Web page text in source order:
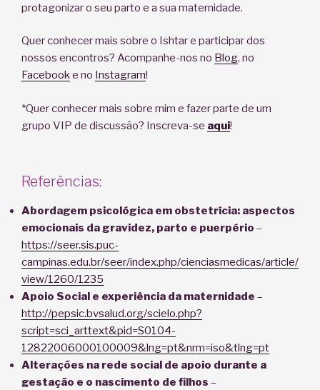
protagonizar o seu parto e a sua maternidade.
Quer conhecer mais sobre o Ishtar e participar dos
nossos encontros? Acompanhe-nos no Blog, no
Facebooke no Instagram!
*Quer conhecer mais sobre mim e fazer parte de um
grupo VIP de discussão? Inscreva-se aqui!
Referências:
Abordagem psicológica em obstetrícia: aspectos
emocionais da gravidez, parto e puerpério –
https://seer.sis.puc-
campinas.edu.br/seer/index.php/cienciasmedicas/article/
view/1260/1235
Apoio Social e experiência da maternidade –
http://pepsic.bvsalud.org/scielo.php?
script=sci_arttext&pid=S0104-
12822006000100009&lng=pt&nrm=iso&tlng=pt
Alterações na rede social de apoio durante a
gestação e o nascimento de filhos –